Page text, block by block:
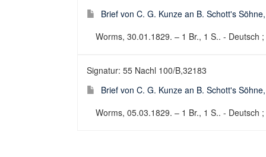
Brief von C. G. Kunze an B. Schott's
Worms, 30.01.1829. – 1 Br., 1 S.. - Deutsch
Signatur: 55 Nachl 100/B,32183
Brief von C. G. Kunze an B. Schott's
Worms, 05.03.1829. – 1 Br., 1 S.. - Deutsch